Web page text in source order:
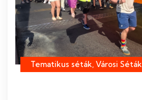
Tematikus séták, Városi Séták